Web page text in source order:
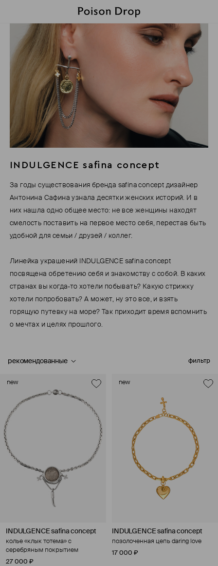
INDULGENCE safina concept
За годы существования бренда safina concept дизайнер
Антонина Сафина узнала десятки женских историй. И в
них нашла одно общее место: не все женщины находят
смелость поставить на первое место себя, перестав быть
удобной для семьи / друзей / коллег.
Линейка украшений INDULGENCE safina concept
посвящена обретению себя и знакомству с собой. В каких
странах вы когда-то хотели побывать? Какую стрижку
хотели попробовать? А может, ну это все, и взять
горящую путевку на море? Так приходит время вспомнить
о мечтах и целях прошлого.
фильтр
рекомендованные
new
INDULGENCE safina concept
колье «клык тотема» с
серебряным покрытием
27 000 ₽
new
INDULGENCE safina concept
позолоченная цепь daring love
17 000 ₽